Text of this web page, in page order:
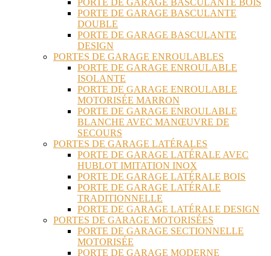
PORTE DE GARAGE BASCULANTE BOIS
PORTE DE GARAGE BASCULANTE
DOUBLE
PORTE DE GARAGE BASCULANTE
DESIGN
PORTES DE GARAGE ENROULABLES
PORTE DE GARAGE ENROULABLE
ISOLANTE
PORTE DE GARAGE ENROULABLE
MOTORISÉE MARRON
PORTE DE GARAGE ENROULABLE
BLANCHE AVEC MANŒUVRE DE
SECOURS
PORTES DE GARAGE LATÉRALES
PORTE DE GARAGE LATÉRALE AVEC
HUBLOT IMITATION INOX
PORTE DE GARAGE LATÉRALE BOIS
PORTE DE GARAGE LATÉRALE
TRADITIONNELLE
PORTE DE GARAGE LATÉRALE DESIGN
PORTES DE GARAGE MOTORISÉES
PORTE DE GARAGE SECTIONNELLE
MOTORISÉE
PORTE DE GARAGE MODERNE